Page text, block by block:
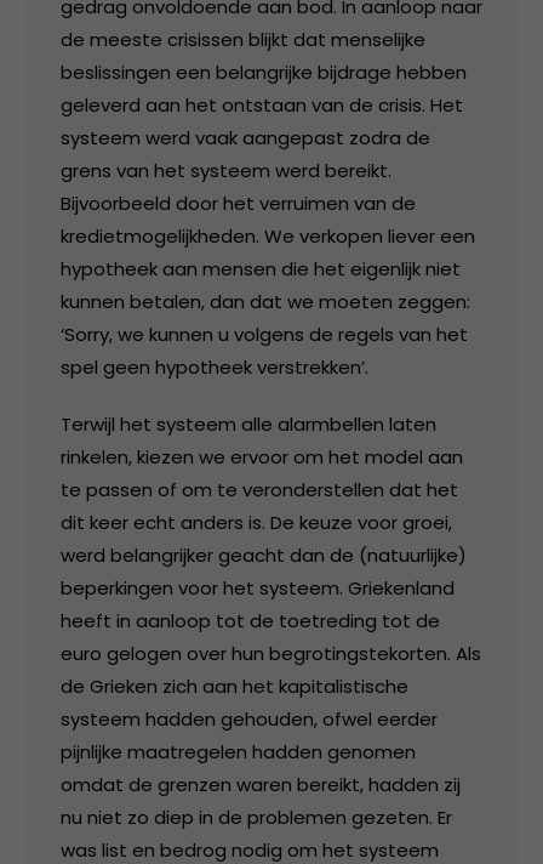
gedrag onvoldoende aan bod. In aanloop naar
de meeste crisissen blijkt dat menselijke
beslissingen een belangrijke bijdrage hebben
geleverd aan het ontstaan van de crisis. Het
systeem werd vaak aangepast zodra de
grens van het systeem werd bereikt.
Bijvoorbeeld door het verruimen van de
kredietmogelijkheden. We verkopen liever een
hypotheek aan mensen die het eigenlijk niet
kunnen betalen, dan dat we moeten zeggen:
‘Sorry, we kunnen u volgens de regels van het
spel geen hypotheek verstrekken’.
Terwijl het systeem alle alarmbellen laten
rinkelen, kiezen we ervoor om het model aan
te passen of om te veronderstellen dat het
dit keer echt anders is. De keuze voor groei,
werd belangrijker geacht dan de (natuurlijke)
beperkingen voor het systeem. Griekenland
heeft in aanloop tot de toetreding tot de
euro gelogen over hun begrotingstekorten. Als
de Grieken zich aan het kapitalistische
systeem hadden gehouden, ofwel eerder
pijnlijke maatregelen hadden genomen
omdat de grenzen waren bereikt, hadden zij
nu niet zo diep in de problemen gezeten. Er
was list en bedrog nodig om het systeem